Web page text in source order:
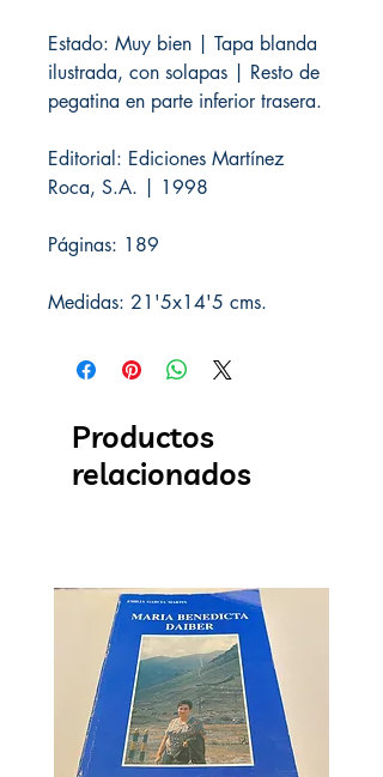
Estado: Muy bien | Tapa blanda
ilustrada, con solapas | Resto de
pegatina en parte inferior trasera.
Editorial: Ediciones Martínez
Roca, S.A. | 1998
Páginas: 189
Medidas: 21'5x14'5 cms.
Productos
relacionados